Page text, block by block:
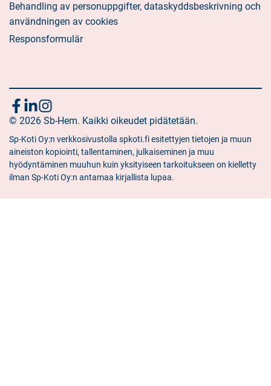
Behandling av personuppgifter, dataskyddsbeskrivning och
användningen av cookies
Responsformulär
Följ
oss
Sociala
media:
facebook
Sociala
media:
linkedin
Sociala
media:
instagram
© 2026 Sb-Hem. Kaikki oikeudet pidätetään.
Sp-Koti Oy:n verkkosivustolla spkoti.fi esitettyjen tietojen ja muun
aineiston kopiointi, tallentaminen, julkaiseminen ja muu
hyödyntäminen muuhun kuin yksityiseen tarkoitukseen on kielletty
ilman Sp-Koti Oy:n antamaa kirjallista lupaa.